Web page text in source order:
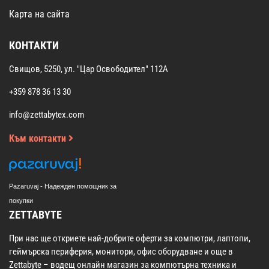
Карта на сайта
КОНТАКТИ
Свищов, 5250, ул. "Цар Освободител" 112А
+359 878 36 13 30
info@zettabytex.com
Към контакти
Pazaruvaj - Надежден помощник за
покупки
ZETTABYTE
При нас ще откриете най-добрите оферти за компютри, лаптопи,
геймърска периферия, монитори, офис оборудване и още в
Zettabyte – водещ онлайн магазин за компютърна техника и